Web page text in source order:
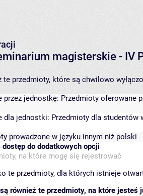
magisterskie - IV
przedmioty, które są chwilowo
przez jednostkę: Przedmioty oferowane
dla jednostki: Przedmioty dla studentów
prowadzone w języku innym niż polski
do dodatkowych opcji
na które mogę się rejestrować
te przedmioty, dla których istnieje
również te przedmioty, na które jesteś